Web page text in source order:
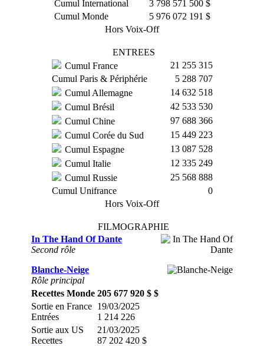
Cumul International
3 798 571 500 $
Cumul Monde
5 976 072 191 $
Hors Voix-Off
ENTREES
Cumul France
21 255 315
Cumul Paris & Périphérie
5 288 707
Cumul Allemagne
14 632 518
Cumul Brésil
42 533 530
Cumul Chine
97 688 366
Cumul Corée du Sud
15 449 223
Cumul Espagne
13 087 528
Cumul Italie
12 335 249
Cumul Russie
25 568 888
Cumul Unifrance
0
Hors Voix-Off
FILMOGRAPHIE
In The Hand Of Dante
Second rôle
Blanche-Neige
Rôle principal
Recettes Monde 205 677 920 $ $
Sortie en France
Entrées
19/03/2025
1 214 226
Sortie aux US
Recettes
21/03/2025
87 202 420 $